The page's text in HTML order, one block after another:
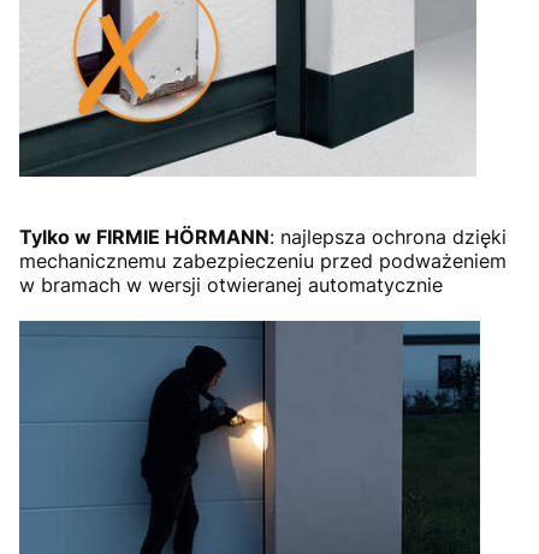
Tylko w FIRMIE HÖRMANN: najlepsza ochrona dzięki
mechanicznemu zabezpieczeniu przed podważeniem
w bramach w wersji otwieranej automatycznie